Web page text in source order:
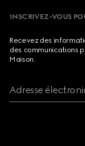
INSCRIVEZ-VOUS
Recevez des
des communications
Maison.
Adresse